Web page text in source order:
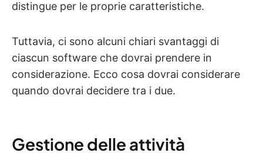
distingue per le proprie caratteristiche.
Tuttavia, ci sono alcuni chiari svantaggi di
ciascun software che dovrai prendere in
considerazione. Ecco cosa dovrai considerare
quando dovrai decidere tra i due.
Gestione delle attività